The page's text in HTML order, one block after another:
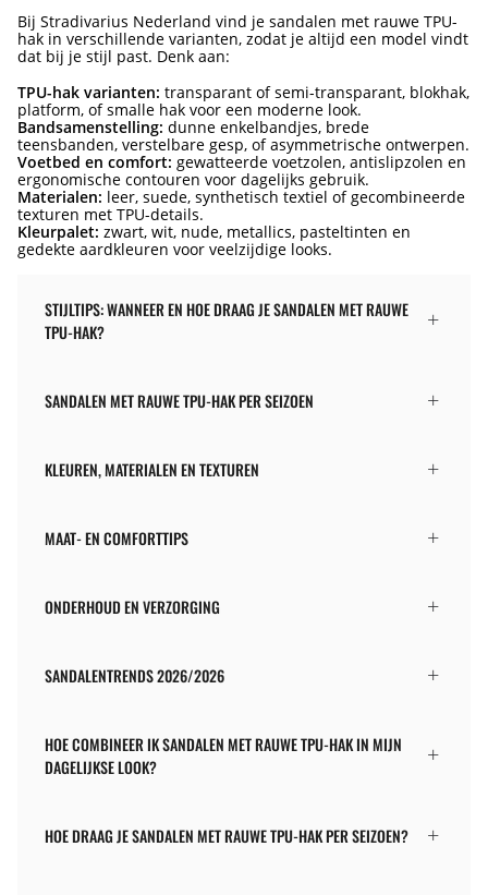
Bij Stradivarius Nederland vind je sandalen met rauwe TPU-
hak in verschillende varianten, zodat je altijd een model vindt
dat bij je stijl past. Denk aan:
TPU-hak varianten: transparant of semi-transparant, blokhak,
platform, of smalle hak voor een moderne look.
Bandsamenstelling: dunne enkelbandjes, brede
teensbanden, verstelbare gesp, of asymmetrische ontwerpen.
Voetbed en comfort: gewatteerde voetzolen, antislipzolen en
ergonomische contouren voor dagelijks gebruik.
Materialen: leer, suede, synthetisch textiel of gecombineerde
texturen met TPU-details.
Kleurpalet: zwart, wit, nude, metallics, pasteltinten en
gedekte aardkleuren voor veelzijdige looks.
STIJLTIPS: WANNEER EN HOE DRAAG JE SANDALEN MET RAUWE
TPU-HAK?
SANDALEN MET RAUWE TPU-HAK PER SEIZOEN
KLEUREN, MATERIALEN EN TEXTUREN
MAAT- EN COMFORTTIPS
ONDERHOUD EN VERZORGING
SANDALENTRENDS 2026/2026
HOE COMBINEER IK SANDALEN MET RAUWE TPU-HAK IN MIJN
DAGELIJKSE LOOK?
HOE DRAAG JE SANDALEN MET RAUWE TPU-HAK PER SEIZOEN?